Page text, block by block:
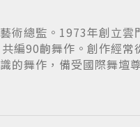
術總監。1973年創立雲
編90齣舞作。創作經常
的舞作，備受國際舞壇